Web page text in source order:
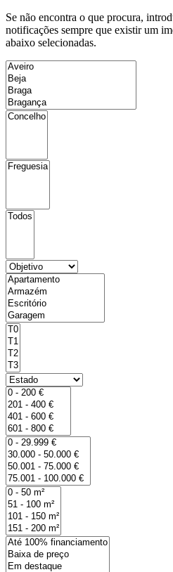
Se não encontra o que procura,
notificações sempre que existir um
abaixo selecionadas.